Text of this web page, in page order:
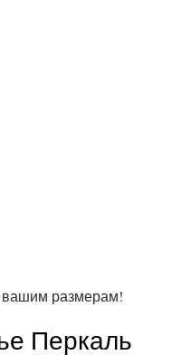
вашим размерам!
Перкаль